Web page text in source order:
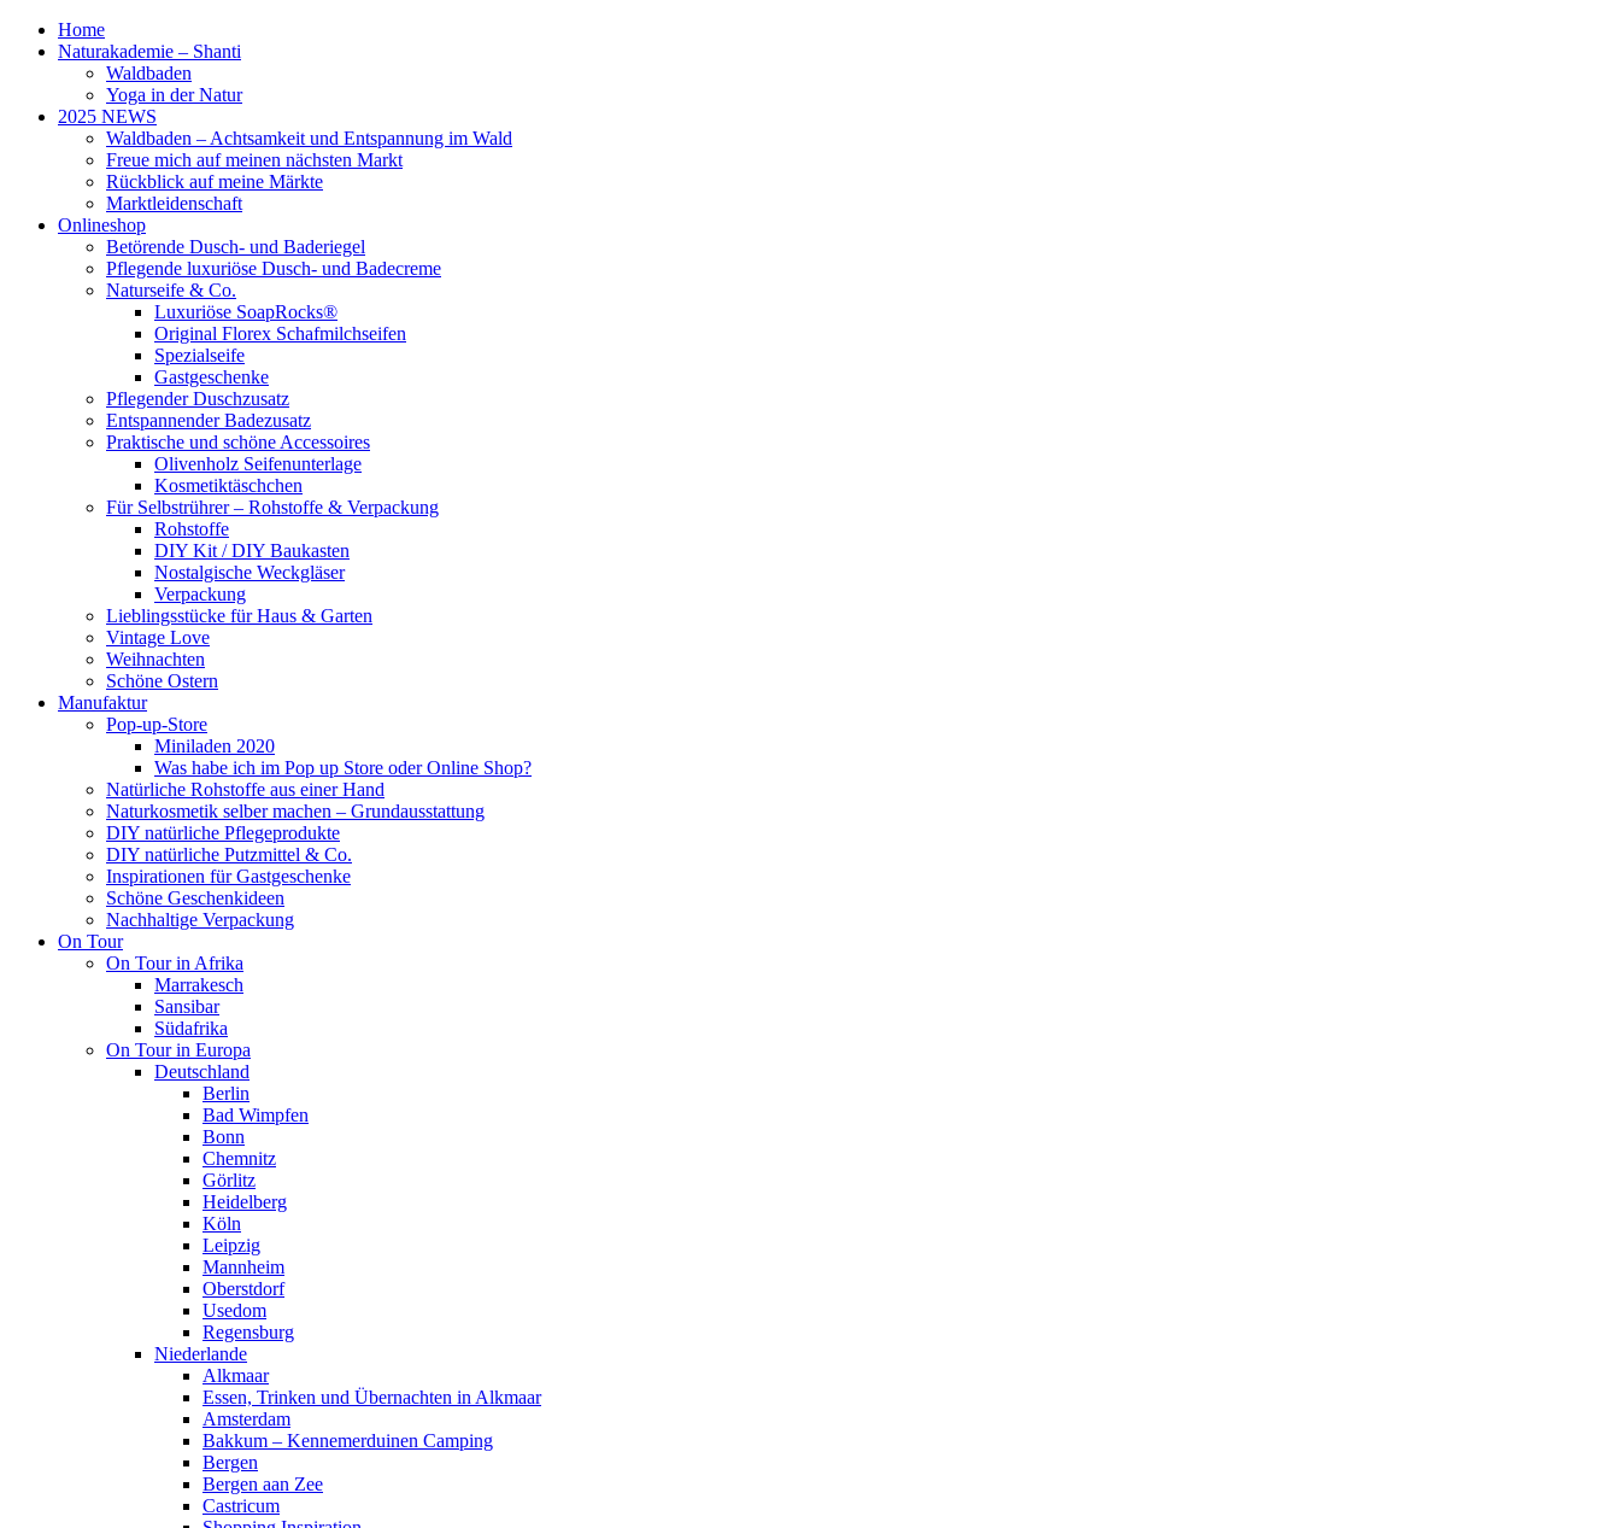
Home
Naturakademie – Shanti
Waldbaden
Yoga in der Natur
2025 NEWS
Waldbaden – Achtsamkeit und Entspannung im Wald
Freue mich auf meinen nächsten Markt
Rückblick auf meine Märkte
Marktleidenschaft
Onlineshop
Betörende Dusch- und Baderiegel
Pflegende luxuriöse Dusch- und Badecreme
Naturseife & Co.
Luxuriöse SoapRocks®
Original Florex Schafmilchseifen
Spezialseife
Gastgeschenke
Pflegender Duschzusatz
Entspannender Badezusatz
Praktische und schöne Accessoires
Olivenholz Seifenunterlage
Kosmetiktäschchen
Für Selbstrührer – Rohstoffe & Verpackung
Rohstoffe
DIY Kit / DIY Baukasten
Nostalgische Weckgläser
Verpackung
Lieblingsstücke für Haus & Garten
Vintage Love
Weihnachten
Schöne Ostern
Manufaktur
Pop-up-Store
Miniladen 2020
Was habe ich im Pop up Store oder Online Shop?
Natürliche Rohstoffe aus einer Hand
Naturkosmetik selber machen – Grundausstattung
DIY natürliche Pflegeprodukte
DIY natürliche Putzmittel & Co.
Inspirationen für Gastgeschenke
Schöne Geschenkideen
Nachhaltige Verpackung
On Tour
On Tour in Afrika
Marrakesch
Sansibar
Südafrika
On Tour in Europa
Deutschland
Berlin
Bad Wimpfen
Bonn
Chemnitz
Görlitz
Heidelberg
Köln
Leipzig
Mannheim
Oberstdorf
Usedom
Regensburg
Niederlande
Alkmaar
Essen, Trinken und Übernachten in Alkmaar
Amsterdam
Bakkum – Kennemerduinen Camping
Bergen
Bergen aan Zee
Castricum